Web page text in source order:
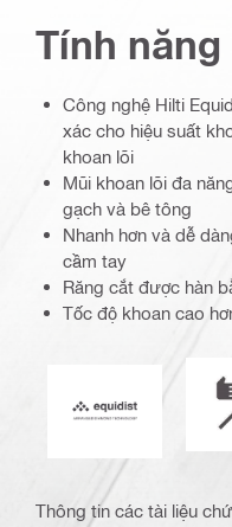
Tính năng
Công nghệ Hilti
xác cho hiệu suất
khoan lõi
Mũi khoan lõi đa
gạch và bê tông
Nhanh hơn và dễ
cầm tay
Răng cắt được hàn
Tốc độ khoan cao
Thông tin các tài liệu